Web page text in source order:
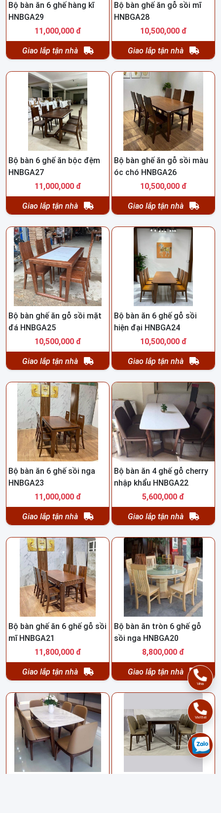
Bộ bàn ăn 6 ghế hàng kĩ
HNBGA29
11,000,000 đ
Giao lắp tận nhà
Bộ bàn ghế ăn gỗ sồi mĩ
HNBGA28
10,500,000 đ
Giao lắp tận nhà
Bộ bàn 6 ghế ăn bộc đệm
HNBGA27
11,000,000 đ
Giao lắp tận nhà
Bộ bàn ghế ăn gỗ sồi màu
óc chó HNBGA26
10,500,000 đ
Giao lắp tận nhà
Bộ bàn ghế ăn gỗ sồi mặt
đá HNBGA25
10,500,000 đ
Giao lắp tận nhà
Bộ bàn ăn 6 ghế gỗ sồi
hiện đại HNBGA24
10,500,000 đ
Giao lắp tận nhà
Bộ bàn ăn 6 ghế sồi nga
HNBGA23
11,000,000 đ
Giao lắp tận nhà
Bộ bàn ăn 4 ghế gỗ cherry
nhập khẩu HNBGA22
5,600,000 đ
Giao lắp tận nhà
Bộ bàn ghế ăn 6 ghế gỗ sồi
mĩ HNBGA21
11,800,000 đ
Giao lắp tận nhà
Bộ bàn ăn tròn 6 ghế gỗ
sồi nga HNBGA20
8,800,000 đ
Giao lắp tận nhà
Vina
Viettel